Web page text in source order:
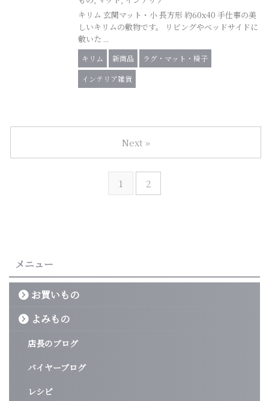
キリム 玄関マット・小 長方形 約60x40 手仕事の美
しいキリムの敷物です。 リビングやベッドサイドに
敷いた ...
キリム 新商品
ラグ・マット・椅子
インテリア雑貨
1 2
Next »
メニュー
お買いもの
よみもの
店長のブログ
バイヤーブログ
レシピ